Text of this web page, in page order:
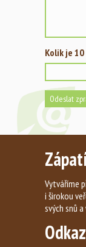
Kolik je 10
Vytváříme
i širokou
svých snů